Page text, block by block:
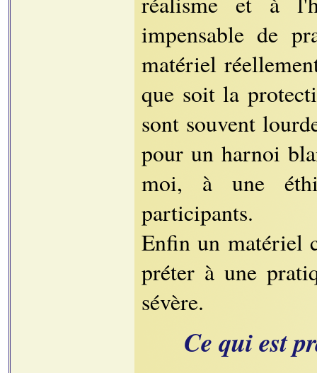
impensable de
matériel
que soit la
sont souvent
pour un harnoi
moi, à une
participants.
Enfin un matériel
préter à une
sévère.
Ce qui est